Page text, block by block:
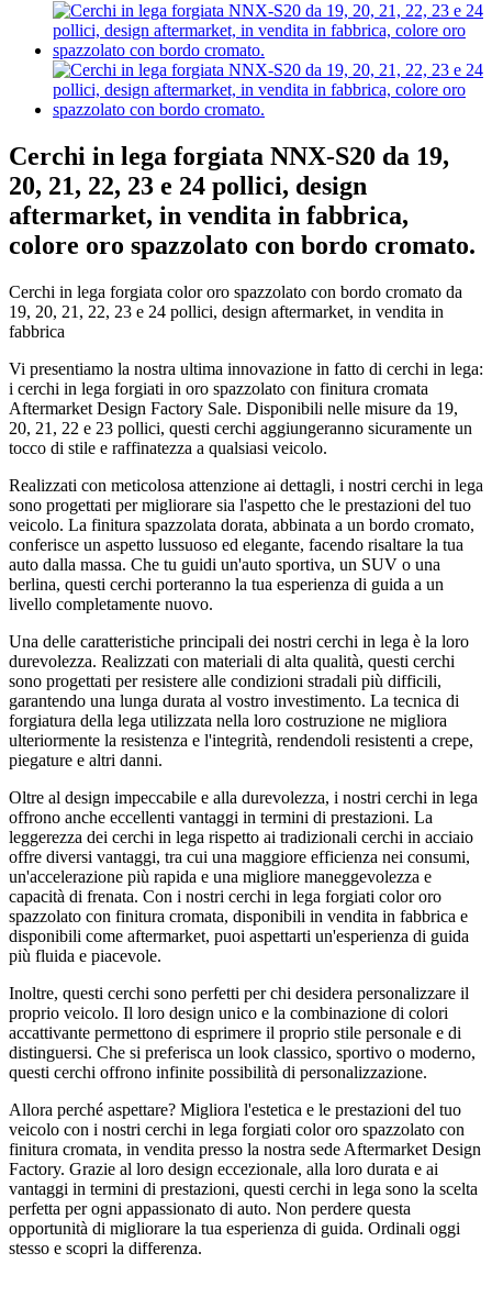
Cerchi in lega forgiata NNX-S20 da 19,
20, 21, 22, 23 e 24 pollici, design
aftermarket, in vendita in fabbrica,
colore oro spazzolato con bordo cromato.
Cerchi in lega forgiata color oro spazzolato con bordo cromato da
19, 20, 21, 22, 23 e 24 pollici, design aftermarket, in vendita in
fabbrica
Vi presentiamo la nostra ultima innovazione in fatto di cerchi in lega:
i cerchi in lega forgiati in oro spazzolato con finitura cromata
Aftermarket Design Factory Sale. Disponibili nelle misure da 19,
20, 21, 22 e 23 pollici, questi cerchi aggiungeranno sicuramente un
tocco di stile e raffinatezza a qualsiasi veicolo.
Realizzati con meticolosa attenzione ai dettagli, i nostri cerchi in lega
sono progettati per migliorare sia l'aspetto che le prestazioni del tuo
veicolo. La finitura spazzolata dorata, abbinata a un bordo cromato,
conferisce un aspetto lussuoso ed elegante, facendo risaltare la tua
auto dalla massa. Che tu guidi un'auto sportiva, un SUV o una
berlina, questi cerchi porteranno la tua esperienza di guida a un
livello completamente nuovo.
Una delle caratteristiche principali dei nostri cerchi in lega è la loro
durevolezza. Realizzati con materiali di alta qualità, questi cerchi
sono progettati per resistere alle condizioni stradali più difficili,
garantendo una lunga durata al vostro investimento. La tecnica di
forgiatura della lega utilizzata nella loro costruzione ne migliora
ulteriormente la resistenza e l'integrità, rendendoli resistenti a crepe,
piegature e altri danni.
Oltre al design impeccabile e alla durevolezza, i nostri cerchi in lega
offrono anche eccellenti vantaggi in termini di prestazioni. La
leggerezza dei cerchi in lega rispetto ai tradizionali cerchi in acciaio
offre diversi vantaggi, tra cui una maggiore efficienza nei consumi,
un'accelerazione più rapida e una migliore maneggevolezza e
capacità di frenata. Con i nostri cerchi in lega forgiati color oro
spazzolato con finitura cromata, disponibili in vendita in fabbrica e
disponibili come aftermarket, puoi aspettarti un'esperienza di guida
più fluida e piacevole.
Inoltre, questi cerchi sono perfetti per chi desidera personalizzare il
proprio veicolo. Il loro design unico e la combinazione di colori
accattivante permettono di esprimere il proprio stile personale e di
distinguersi. Che si preferisca un look classico, sportivo o moderno,
questi cerchi offrono infinite possibilità di personalizzazione.
Allora perché aspettare? Migliora l'estetica e le prestazioni del tuo
veicolo con i nostri cerchi in lega forgiati color oro spazzolato con
finitura cromata, in vendita presso la nostra sede Aftermarket Design
Factory. Grazie al loro design eccezionale, alla loro durata e ai
vantaggi in termini di prestazioni, questi cerchi in lega sono la scelta
perfetta per ogni appassionato di auto. Non perdere questa
opportunità di migliorare la tua esperienza di guida. Ordinali oggi
stesso e scopri la differenza.